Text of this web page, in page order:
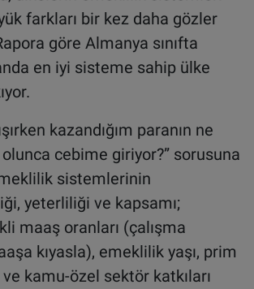
farkları bir kez daha gözler
göre Almanya sınıfta
en iyi sisteme sahip ülke
kazandığım paranın ne
cebime giriyor?” sorusuna
sistemlerinin
yeterliliği ve kapsamı;
maaş oranları (çalışma
kıyasla), emeklilik yaşı, prim
kamu-özel sektör katkıları